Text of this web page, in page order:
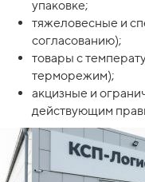
упаковке;
тяжеловесные и
согласованию);
товары с
терморежим);
акцизные и
действующим